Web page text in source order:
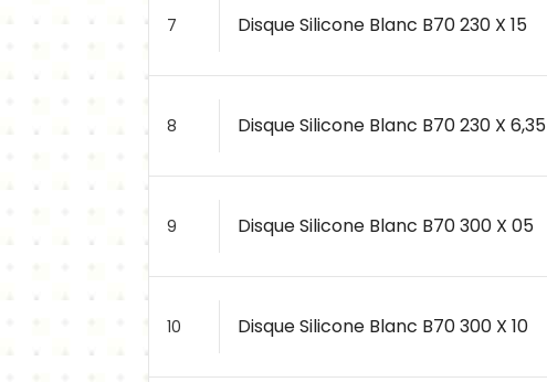
7 Disque Silicone Blanc B70 230 X 15
8 Disque Silicone Blanc B70 230 X 6,35
9 Disque Silicone Blanc B70 300 X 05
10 Disque Silicone Blanc B70 300 X 10